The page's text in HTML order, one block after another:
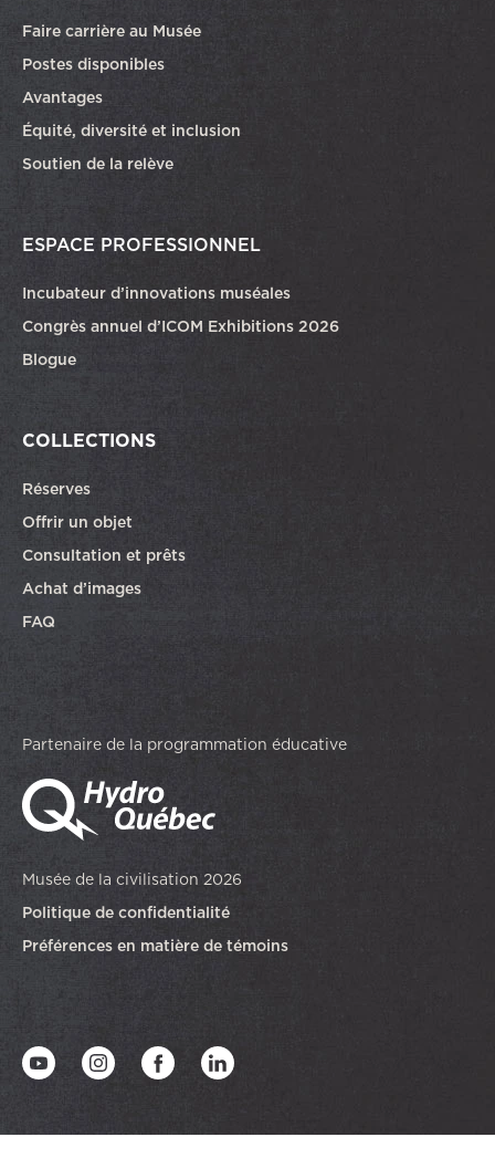
Faire carrière au Musée
Postes disponiblesCe lien ouvrira dans une autre fenêtre
Avantages
Équité, diversité et inclusion
Soutien de la relève
ESPACE PROFESSIONNEL
Incubateur d’innovations muséales
Congrès annuel d’ICOM Exhibitions 2026
Blogue
COLLECTIONS
Réserves
Offrir un objet
Consultation et prêts
Achat d’images
FAQ
Partenaire de la programmation éducative
Musée de la civilisation 2026
Politique de confidentialité
Préférences en matière de témoins